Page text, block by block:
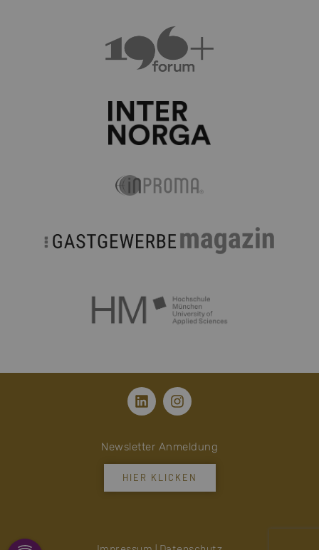
Newsletter Anmeldung
HIER KLICKEN